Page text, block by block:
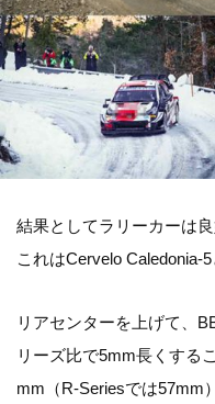
結果としてラリーカーは
これはCervelo Caledonia-
リアセンターを上げて、
リーズ比で5mm長くする
mm（R-Seriesでは57mm